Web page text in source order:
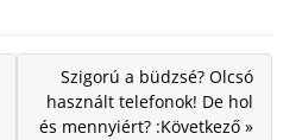
Szigorú a büdzsé? Olcsó
használt telefonok! De hol
és mennyiért? :Következő »